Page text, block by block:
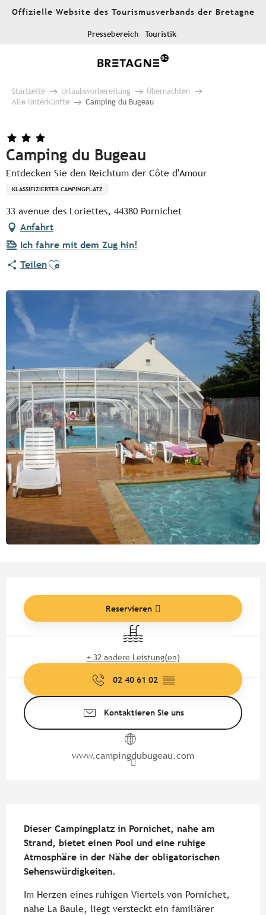
AllerOffizielle Website des Tourismusverbands der Bretagne
Pressebereich Touristik
Startseite Urlaubsvorbereitung
Übernachten
Alle Unterkünfte
Camping du Bugeau
Camping du Bugeau
Entdecken Sie den Reichtum der Côte d'Amour
KLASSIFIZIERTER CAMPINGPLATZ
33 avenue des Loriettes, 44380 Pornichet
Anfahrt
Ich fahre mit dem Zug hin!
TeilenAjouter aux favoris
Reservieren
Schwimmbad
+ 32 andere Leistung(en)
02 40 61 02 ▒▒
Kontaktieren Sie uns
www.campingdubugeau.com
Dieser Campingplatz in Pornichet, nahe am
Strand, bietet einen Pool und eine ruhige
Atmosphäre in der Nähe der obligatorischen
Sehenswürdigkeiten.
Im Herzen eines ruhigen Viertels von Pornichet,
nahe La Baule, liegt versteckt ein familiärer